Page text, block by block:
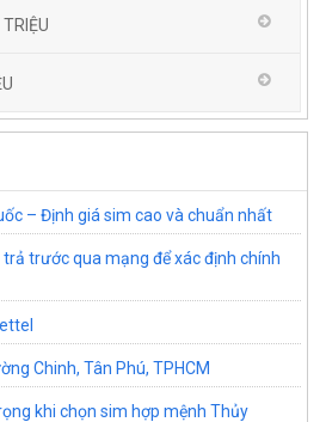
– Định giá sim cao và chuẩn nhất
trước qua mạng để xác định chính
Chinh, Tân Phú, TPHCM
khi chọn sim hợp mệnh Thủy